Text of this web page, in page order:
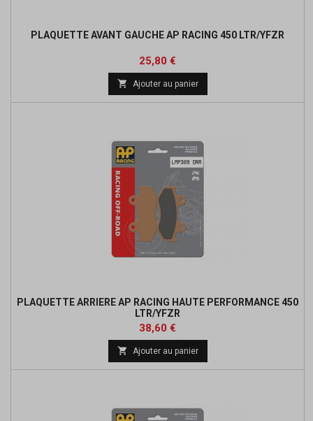
PLAQUETTE AVANT GAUCHE AP RACING 450 LTR/YFZR
Prix
25,80 €
 Ajouter au panier
PLAQUETTE ARRIERE AP RACING HAUTE PERFORMANCE 450
LTR/YFZR
Prix
38,60 €
 Ajouter au panier